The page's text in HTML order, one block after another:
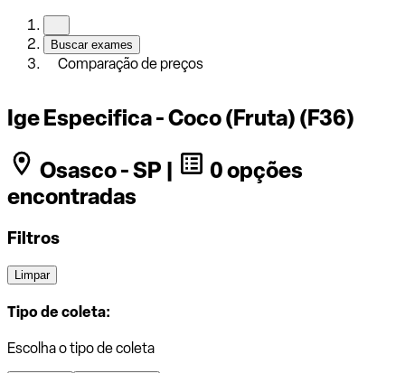
Buscar exames
Comparação de preços
Ige Especifica - Coco (Fruta) (F36)
Osasco - SP |
0 opções
encontradas
Filtros
Limpar
Tipo de coleta:
Escolha o tipo de coleta